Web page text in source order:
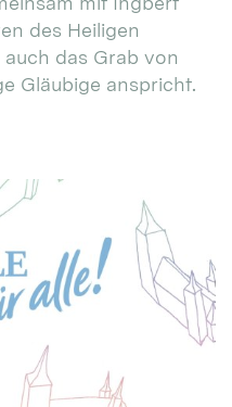
des Heiligen
das Grab von
Gläubige anspricht.